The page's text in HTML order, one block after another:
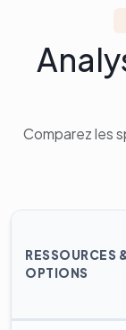
Comparez les
RESSOURCES
OPTIONS